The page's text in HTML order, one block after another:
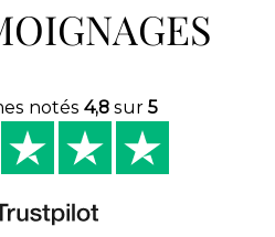
notés 4,8 sur 5